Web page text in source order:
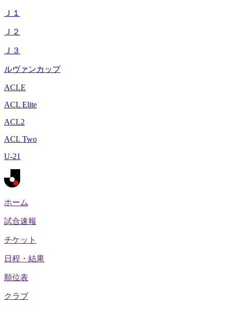
Ｊ１
Ｊ２
Ｊ３
ルヴァンカップ
ACLE
ACL Elite
ACL2
ACL Two
U-21
ホーム
試合速報
チケット
日程・結果
順位表
クラブ